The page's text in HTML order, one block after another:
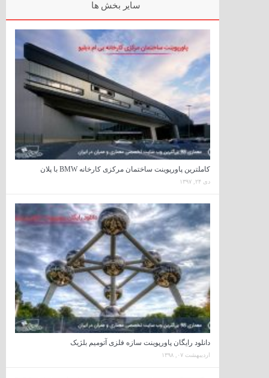
سایر بخش ها
کاملترین پاورپوینت ساختمان مرکزی کارخانه BMW با پلان
دی ۲۴, ۱۳۹۷
دانلود رایگان پاورپوینت سازه فلزی آتومیم بلژیک
اردیبهشت ۰۷, ۱۳۹۸